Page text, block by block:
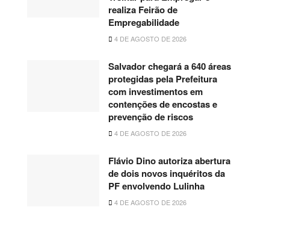
realiza Feirão de
Empregabilidade
4 DE AGOSTO DE 2026
Salvador chegará a 640 áreas
protegidas pela Prefeitura
com investimentos em
contenções de encostas e
prevenção de riscos
4 DE AGOSTO DE 2026
Flávio Dino autoriza abertura
de dois novos inquéritos da
PF envolvendo Lulinha
4 DE AGOSTO DE 2026